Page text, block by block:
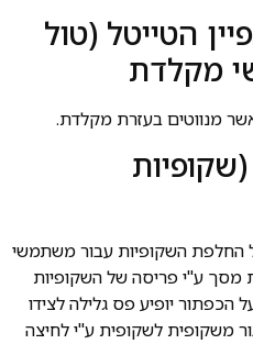
הטייטל (טול
מקלדת
מנווטים בעזרת מקלדת.
החלפת השקופיות עבור משתמשי
מסך ע"י פריסה של השקופיות
יופיע פס גלילה לצידו
משקופית לשקופית ע"י לחיצה